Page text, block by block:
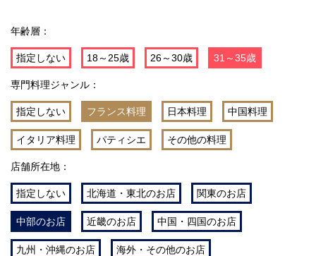
年齢層：
指定しない 18～25歳 26～30歳 31～35歳
専門料理ジャンル：
指定しない フランス料理 日本料理 中国料理
イタリア料理 パティシエ その他の料理
店舗所在地：
指定しない 北海道・東北のお店 関東のお店
中部のお店 近畿のお店 中国・四国のお店
九州・沖縄のお店 海外・その他のお店